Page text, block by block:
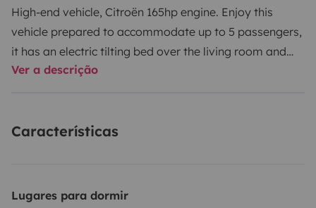
High-end vehicle, Citroën 165hp engine. Enjoy this
vehicle prepared to accommodate up to 5 passengers,
it has an electric tilting bed over the living room and
two single beds in the back with the option of joining
motorhome or camper? Don't worry, our priority is to
give you some tips for your trip and we can even
Ver a descrição
Características
Lugares para dormir